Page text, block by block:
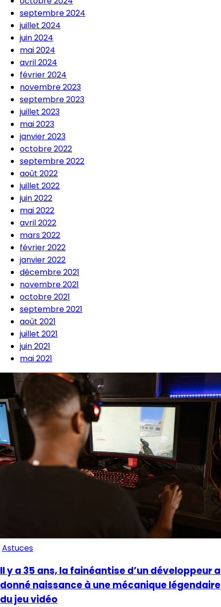
septembre 2024
juillet 2024
juin 2024
mai 2024
avril 2024
février 2024
novembre 2023
septembre 2023
juillet 2023
mai 2023
janvier 2023
octobre 2022
septembre 2022
août 2022
juillet 2022
juin 2022
mai 2022
avril 2022
mars 2022
février 2022
janvier 2022
décembre 2021
novembre 2021
octobre 2021
septembre 2021
août 2021
juillet 2021
juin 2021
mai 2021
Astuces
Il y a 35 ans, la fainéantise d’un développeur a
donné naissance à une mécanique légendaire
du jeu vidéo